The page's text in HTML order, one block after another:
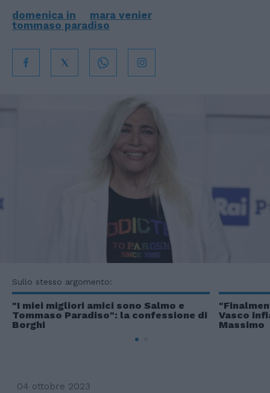
domenica in
mara venier
tommaso paradiso
Sullo stesso argomento:
"I miei migliori amici sono Salmo e
Tommaso Paradiso": la confessione di
Borghi
Vasco
Massimo
04 ottobre 2023